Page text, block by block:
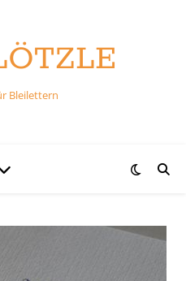
Bleilettern